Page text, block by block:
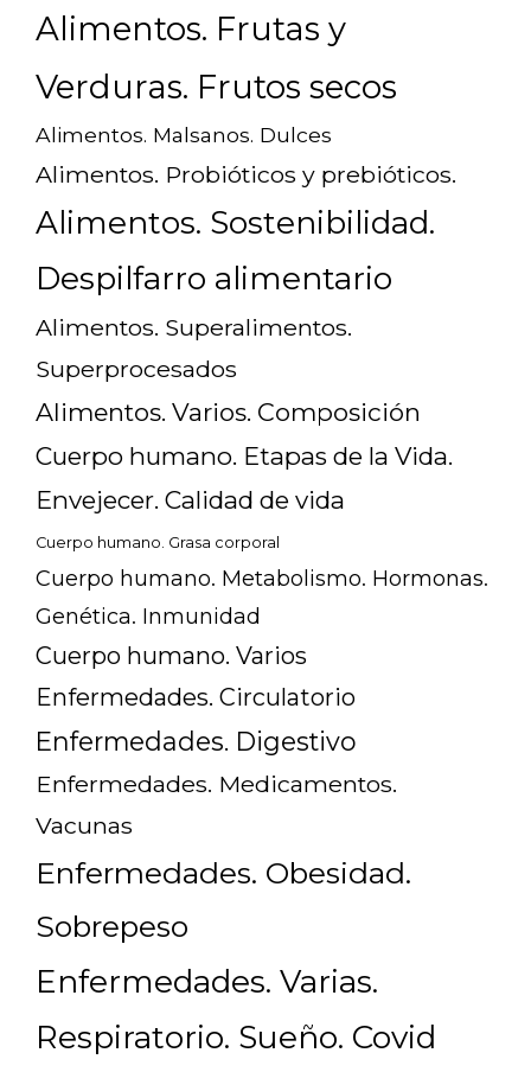
Alimentos. Frutas y
Verduras. Frutos secos
Alimentos. Malsanos. Dulces
Alimentos. Probióticos y prebióticos.
Alimentos. Sostenibilidad.
Despilfarro alimentario
Alimentos. Superalimentos.
Superprocesados
Alimentos. Varios. Composición
Cuerpo humano. Etapas de la Vida.
Envejecer. Calidad de vida
Cuerpo humano. Grasa corporal
Cuerpo humano. Metabolismo. Hormonas.
Genética. Inmunidad
Cuerpo humano. Varios
Enfermedades. Circulatorio
Enfermedades. Digestivo
Enfermedades. Medicamentos.
Vacunas
Enfermedades. Obesidad.
Sobrepeso
Enfermedades. Varias.
Respiratorio. Sueño. Covid